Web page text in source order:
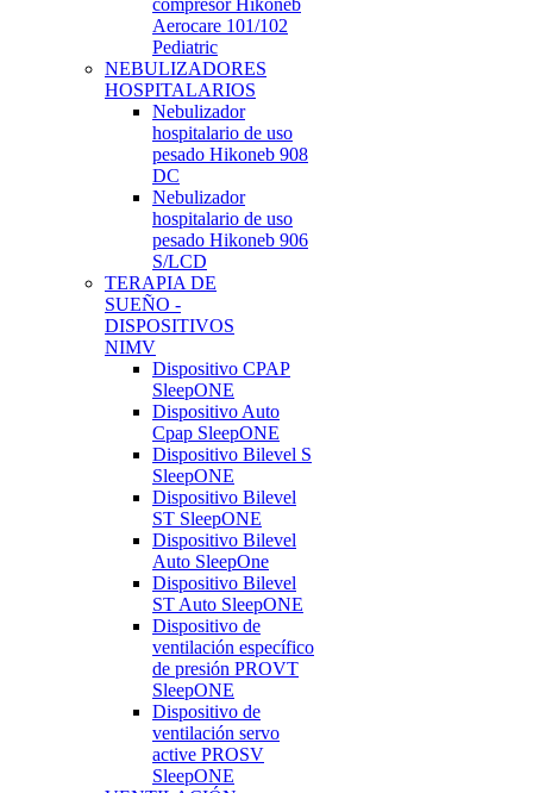
compresor Hikoneb
Aerocare 101/102
Pediatric
NEBULIZADORES
HOSPITALARIOS
Nebulizador
hospitalario de uso
pesado Hikoneb 908
DC
Nebulizador
hospitalario de uso
pesado Hikoneb 906
S/LCD
TERAPIA DE
SUEÑO -
DISPOSITIVOS
NIMV
Dispositivo CPAP
SleepONE
Dispositivo Auto
Cpap SleepONE
Dispositivo Bilevel S
SleepONE
Dispositivo Bilevel
ST SleepONE
Dispositivo Bilevel
Auto SleepOne
Dispositivo Bilevel
ST Auto SleepONE
Dispositivo de
ventilación específico
de presión PROVT
SleepONE
Dispositivo de
ventilación servo
active PROSV
SleepONE